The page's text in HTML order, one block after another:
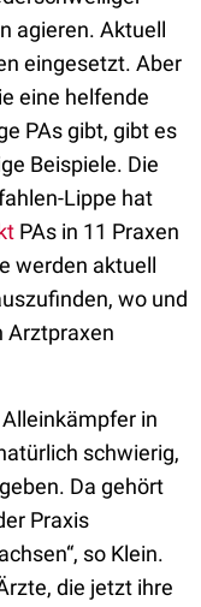
agieren. Aktuell
eingesetzt. Aber
eine helfende
PAs gibt, gibt es
Beispiele. Die
Lippe hat
PAs in 11 Praxen
werden aktuell
wo und
Arztpraxen
in
schwierig,
Da gehört
Praxis
so Klein.
die jetzt ihre